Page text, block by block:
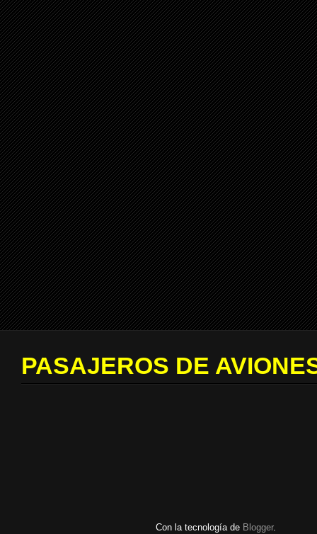
PASAJEROS DE
Con la tecnología de Blogger.